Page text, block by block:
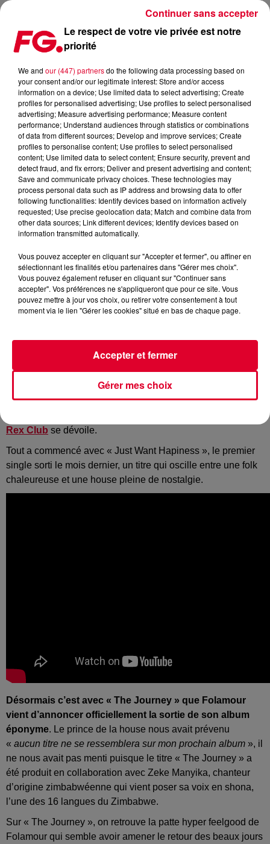
FOLAMOUR ANNONCE SON NOUVEL ALBUM "THE JOURNEY"
Publié : 23 mars 2021 à 14h28 par Jean-Baptiste Blandin
Crédit :Dossier de presse : Koria
Après avoir fait résonner les murs des meilleurs clubs et
enflammé les meilleurs festivals français,
pourFolamourde poser ses valises le temps d’un
Rex Club se dévoile.
Tout a commencé avec « Just Want Hapiness », le premier
single sorti le mois dernier, un titre qui oscille entre une folk
chaleureuse et une house pleine de nostalgie.
Désormais c’est avec « The Journey » que Folamour
vient d’annoncer officiellement la sortie de son album
éponyme. Le prince de la house nous avait prévenu
« aucun titre ne se ressemblera sur mon prochain album », il
ne nous avait pas menti puisque le titre « The Journey » a
été produit en collaboration avec Zeke Manyika, chanteur
d’origine zimbabwéenne qui vient poser sa voix en shona,
l’une des 16 langues du Zimbabwe.
Sur « The Journey », on retrouve la patte hyper feelgood de
Folamour qui semble avoir amener le retour des beaux jours
Le respect de votre vie privée est notre
priorité
We and our (447) partnersdo the following data processing based on
your consent and/or our legitimate interest: Store and/or access
information on a device; Use limited data to select advertising; Create
profiles for personalised advertising; Use profiles to select personalised
advertising; Measure advertising performance; Measure content
performance; Understand audiences through statistics or combinations
of data from different sources; Develop and improve services; Create
profiles to personalise content; Use profiles to select personalised
content; Use limited data to select content; Ensure security, prevent and
detect fraud, and fix errors; Deliver and present advertising and content;
Save and communicate privacy choices. These technologies may
process personal data such as IP address and browsing data to offer
following functionalities: Identify devices based on information actively
requested; Use precise geolocation data; Match and combine data from
other data sources; Link different devices; Identify devices based on
information transmitted automatically.
Vous pouvez accepter en cliquant sur "Accepter et fermer", ou affiner en
sélectionnant les finalités et/ou partenaires dans "Gérer mes choix".
Vous pouvez également refuser en cliquant sur "Continuer sans
accepter". Vos préférences ne s'appliqueront que pour ce site. Vous
pouvez mettre à jour vos choix, ou retirer votre consentement à tout
moment via le lien "Gérer les cookies" situé en bas de chaque page.
Gérer mes choix
Accepter et fermer
Continuer sans accepter